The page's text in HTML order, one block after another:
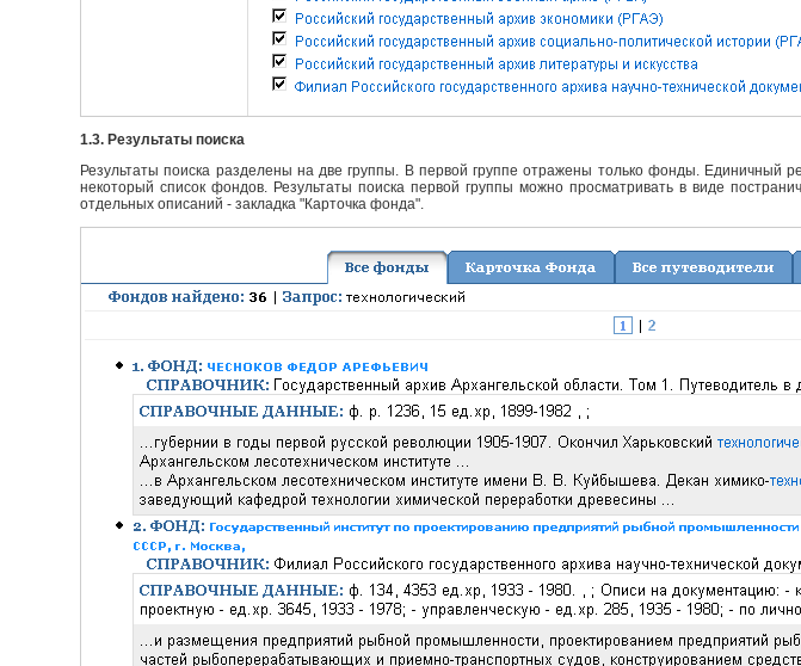
1.3. Результаты поиска
Результаты поиска разделены на две группы. В первой группе отражены только фонды. Единичный
некоторый список фондов. Результаты поиска первой группы можно просматривать в виде
отдельных описаний - закладка "Карточка фонда".